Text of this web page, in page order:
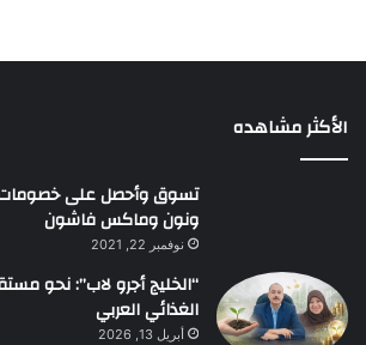
الأكثر مشاهده
تسوق وأحصل على
ونون وماكس فاشون
نوفمبر 22, 2021
“الخليج أجرو لاب”: نحو
الغذائي العربي
أبريل 13, 2026